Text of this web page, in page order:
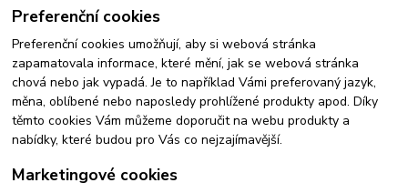
Preferenční cookies
Preferenční cookies umožňují, aby si webová stránka
zapamatovala informace, které mění, jak se webová stránka
chová nebo jak vypadá. Je to například Vámi preferovaný jazyk,
měna, oblíbené nebo naposledy prohlížené produkty apod. Díky
těmto cookies Vám můžeme doporučit na webu produkty a
nabídky, které budou pro Vás co nejzajímavější.
Marketingové cookies